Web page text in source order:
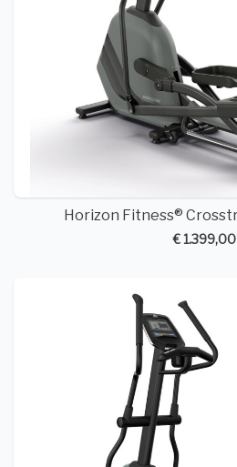
Horizon Fitness®
€ 1.399,00